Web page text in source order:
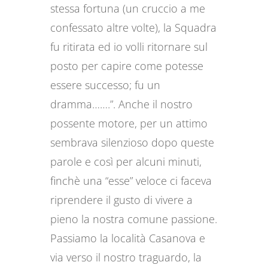
stessa fortuna (un cruccio a me
confessato altre volte), la Squadra
fu ritirata ed io volli ritornare sul
posto per capire come potesse
essere successo; fu un
dramma…….”. Anche il nostro
possente motore, per un attimo
sembrava silenzioso dopo queste
parole e così per alcuni minuti,
finchè una “esse” veloce ci faceva
riprendere il gusto di vivere a
pieno la nostra comune passione.
Passiamo la località Casanova e
via verso il nostro traguardo, la